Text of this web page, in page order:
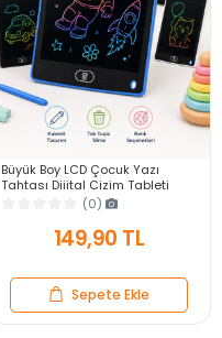
Büyük Boy LCD Çocuk Yazı
Tahtası Dijital Çizim Tableti
Kalemli Silinebilir 8.5′ Oyuncak
(0)
149,90 TL
Sepete Ekle